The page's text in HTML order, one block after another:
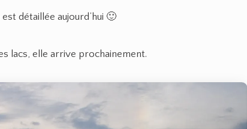
détaillée aujourd’hui 🙂
lacs, elle arrive prochainement.